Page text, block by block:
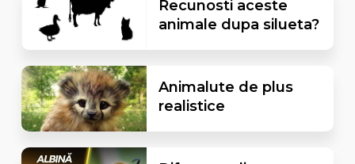
Recunosti aceste
animale dupa silueta?
Animalute de plus
realistice